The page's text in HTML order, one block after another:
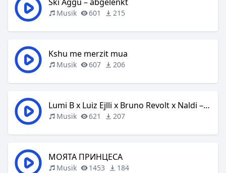
Musik 601 215
Kshu me merzit mua
Musik 607 206
Lumi B x Luiz Ejlli x Bruno Revolt x Naldi – Do Pi
Musik 621 207
МОЯТА ПРИНЦЕСА
Musik 1453 184